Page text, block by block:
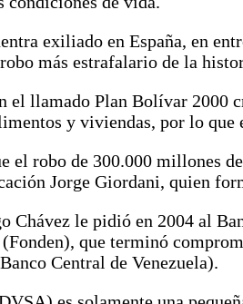
exiliado en España, en
más estrafalario de la
llamado Plan Bolívar 2000
y viviendas, por lo
el robo de 300.000 millones
Jorge Giordani, quien
le pidió en 2004 al
que terminó
Central de Venezuela).